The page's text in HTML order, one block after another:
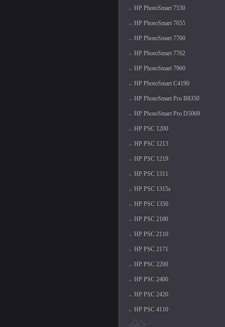
HP PhotoSmart 7530
HP PhotoSmart 7655
HP PhotoSmart 7700
HP PhotoSmart 7762
HP PhotoSmart 7960
HP PhotoSmart C4190
HP PhotoSmart Pro B8350
HP PhotoSmart Pro D5069
HP PSC 1200
HP PSC 1213
HP PSC 1219
HP PSC 1311
HP PSC 1315s
HP PSC 1350
HP PSC 2100
HP PSC 2110
HP PSC 2171
HP PSC 2200
HP PSC 2400
HP PSC 2420
HP PSC 4110